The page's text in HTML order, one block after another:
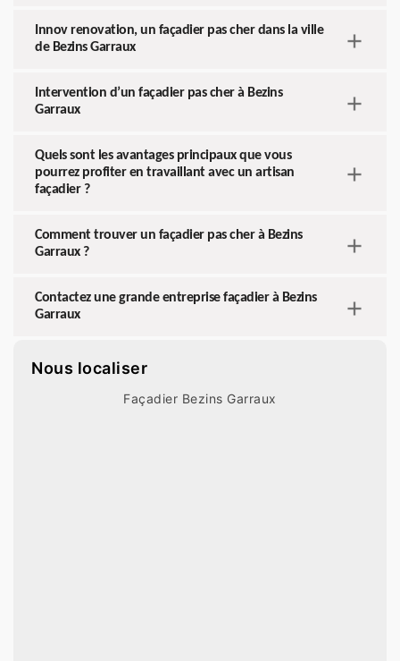
Innov renovation, un façadier pas cher dans la ville
de Bezins Garraux
Intervention d’un façadier pas cher à Bezins
Garraux
Quels sont les avantages principaux que vous
pourrez profiter en travaillant avec un artisan
façadier ?
Comment trouver un façadier pas cher à Bezins
Garraux ?
Contactez une grande entreprise façadier à Bezins
Garraux
Nous localiser
Façadier Bezins Garraux